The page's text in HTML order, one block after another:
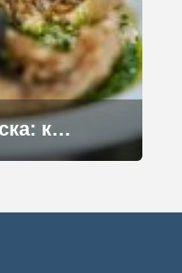
Есть вкус у Норильска: как переосмысляют гастрономию северного города